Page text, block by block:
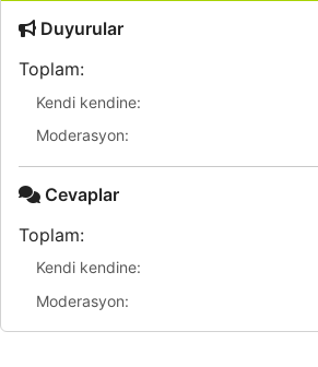
Duyurular
Toplam:
Kendi kendine:
Moderasyon:
Cevaplar
Toplam:
Kendi kendine:
Moderasyon: